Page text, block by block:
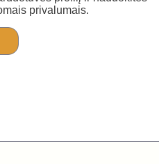
privalumais.